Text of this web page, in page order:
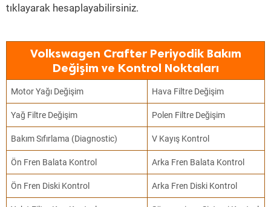
tıklayarak hesaplayabilirsiniz.
Volkswagen Crafter Periyodik Bakım
Değişim ve Kontrol Noktaları
Motor Yağı Değişim Hava Filtre Değişim
Yağ Filtre Değişim Polen Filtre Değişim
Bakım Sıfırlama (Diagnostic) V Kayış Kontrol
Ön Fren Balata Kontrol Arka Fren Balata Kontrol
Ön Fren Diski Kontrol Arka Fren Diski Kontrol